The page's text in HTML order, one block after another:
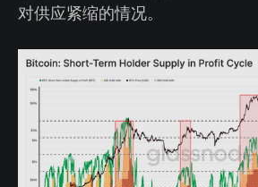
对供应紧缩的情况。